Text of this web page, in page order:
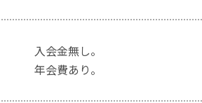
入会金無し。
年会費あり。